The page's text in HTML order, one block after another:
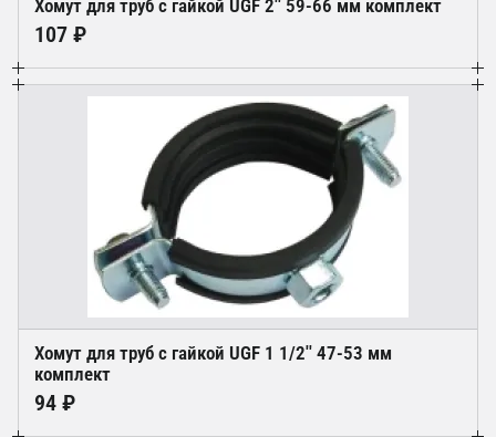
Хомут для труб с гайкой UGF 2'' 59-66 мм комплект
107 ₽
Хомут для труб с гайкой UGF 1 1/2'' 47-53 мм
комплект
94 ₽